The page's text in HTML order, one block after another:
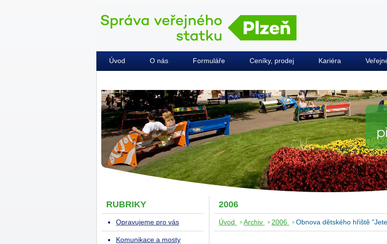
Úvod O nás Formuláře Ceníky, prodej Kariéra
2006
Úvod Archiv 2006 Obnova dětského hřiště
RUBRIKY
Opravujeme pro vás
Komunikace a mosty